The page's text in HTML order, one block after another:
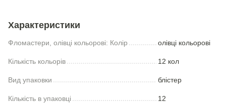
Характеристики
Фломастери, олівці кольорові: Колір олівці кольорові
Кількість кольорів 12 кол
Вид упаковки блістер
Кількість в упаковці 12